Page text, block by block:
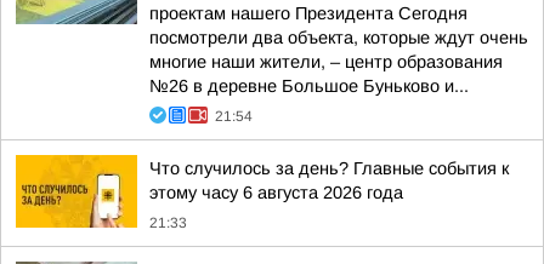
проектам нашего Президента Сегодня
посмотрели два объекта, которые ждут очень
многие наши жители, – центр образования
№26 в деревне Большое Буньково и...
21:54
Что случилось за день? Главные события к
этому часу 6 августа 2026 года
21:33